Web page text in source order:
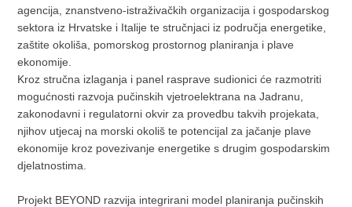
agencija, znanstveno-istraživačkih organizacija i gospodarskog
sektora iz Hrvatske i Italije te stručnjaci iz područja energetike,
zaštite okoliša, pomorskog prostornog planiranja i plave
ekonomije.
Kroz stručna izlaganja i panel rasprave sudionici će razmotriti
mogućnosti razvoja pučinskih vjetroelektrana na Jadranu,
zakonodavni i regulatorni okvir za provedbu takvih projekata,
njihov utjecaj na morski okoliš te potencijal za jačanje plave
ekonomije kroz povezivanje energetike s drugim gospodarskim
djelatnostima.
Projekt BEYOND razvija integrirani model planiranja pučinskih